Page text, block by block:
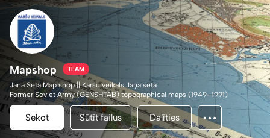
Mapshop TEAM
Jana Seta Map shop || Karšu veikals Jāņa sēta
Former Soviet Army (GENSHTAB) topographical maps (1949–1991)
Other historical maps.
Sekot Sūtīt failus Dalīties